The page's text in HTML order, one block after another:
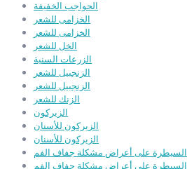
الحواجب الخفيفة
الخزامى للشعر
الخزامى للشعر
الخل للشعر
الزرعات السنية
الزنجبيل للشعر
الزنجبيل للشعر
الزنك للشعر
الزيركون
الزيركون للأسنان
الزيركون للأسنان
السيطرة على أعراض مشكلة جفاف الفم
السيطرة على أعراض مشكلة جفاف الفم